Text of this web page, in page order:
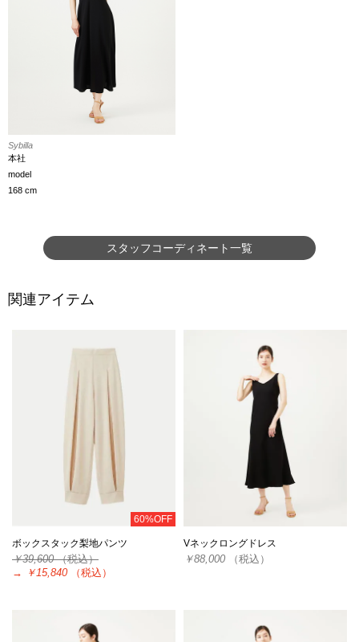
Sybilla
本社
model
168 cm
スタッフコーディネート一覧
関連アイテム
60%OFF
ボックスタック梨地パンツ
￥39,600（税込）
→
￥15,840 （税込）
Vネックロングドレス
￥88,000 （税込）